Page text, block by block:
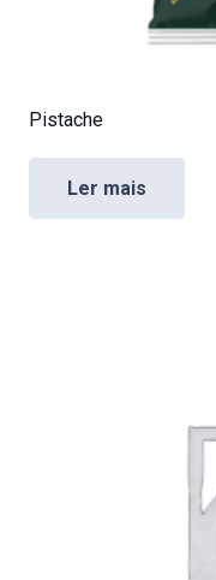
Pistache
Ler mais